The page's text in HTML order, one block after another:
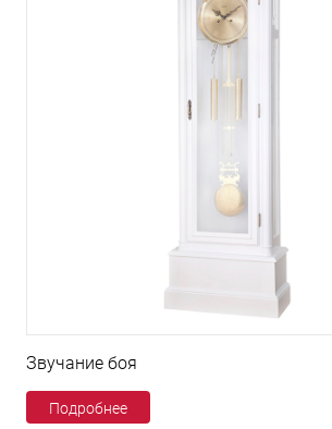
Звучание боя
Подробнее